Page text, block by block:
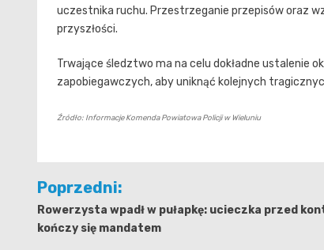
uczestnika ruchu. Przestrzeganie przepisów oraz
przyszłości.
Trwające śledztwo ma na celu dokładne ustalenie
zapobiegawczych, aby uniknąć kolejnych
Źródło: Informacje Komenda Powiatowa Policji w Wieluniu
Nawigacja
wpisu
Poprzedni:
Rowerzysta wpadł w pułapkę: ucieczka przed
kończy się mandatem